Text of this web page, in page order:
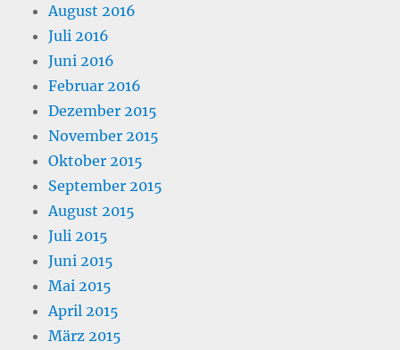
August 2016
Juli 2016
Juni 2016
Februar 2016
Dezember 2015
November 2015
Oktober 2015
September 2015
August 2015
Juli 2015
Juni 2015
Mai 2015
April 2015
März 2015